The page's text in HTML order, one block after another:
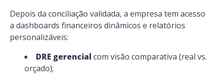
Depois da conciliação validada, a empresa tem acesso
a dashboards financeiros dinâmicos e relatórios
personalizáveis:
DRE gerencial com visão comparativa (real vs.
orçado);